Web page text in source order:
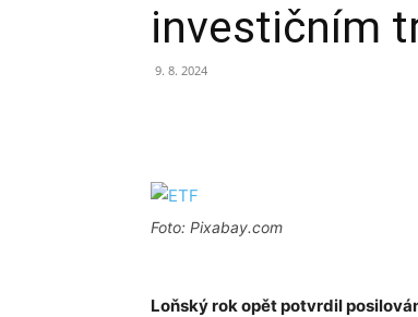
investičním
9. 8. 2024
Foto: Pixabay.com
Loňský rok opět potvrdil